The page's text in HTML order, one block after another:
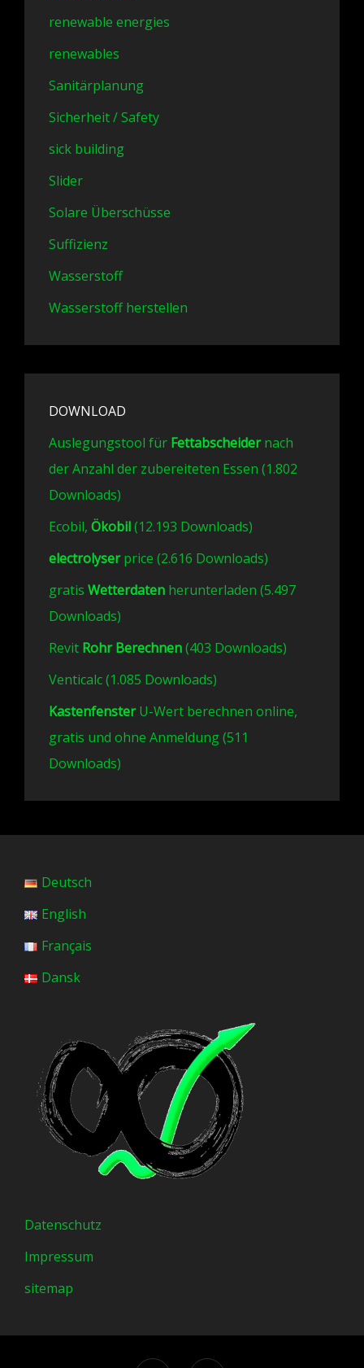
renewable energies
renewables
Sanitärplanung
Sicherheit / Safety
sick building
Slider
Solare Überschüsse
Suffizienz
Wasserstoff
Wasserstoff herstellen
DOWNLOAD
Auslegungstool für Fettabscheidernach
der Anzahl der zubereiteten Essen (1.802
Downloads)
Ecobil, Ökobil(12.193 Downloads)
electrolyserprice (2.616 Downloads)
gratis Wetterdaten herunterladen (5.497
Downloads)
Revit Rohr Berechnen(403 Downloads)
Venticalc (1.085 Downloads)
KastenfensterU-Wert berechnen online,
gratis und ohne Anmeldung (511
Downloads)
Deutsch
English
Français
Dansk
Datenschutz
Impressum
sitemap